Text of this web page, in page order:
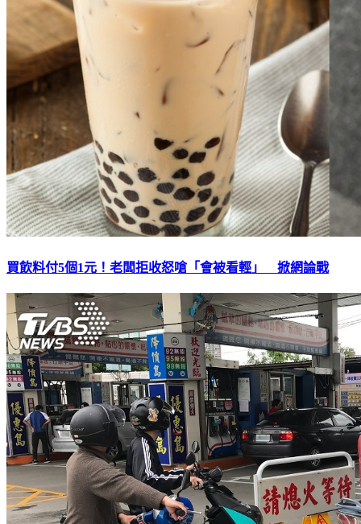
買飲料付5個1元！老闆拒收怒嗆「會被看輕」 掀網論戰